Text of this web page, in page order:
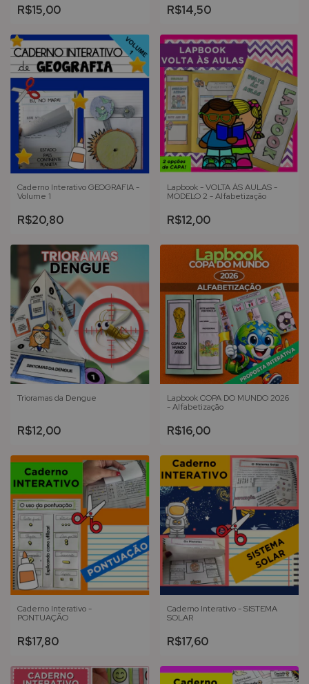
R$15,00 R$14,50
Caderno Interativo GEOGRAFIA -
Volume 1
R$20,80
Lapbook - VOLTA ÀS AULAS -
MODELO 2 - Alfabetização
R$12,00
Trioramas da Dengue
R$12,00
Lapbook COPA DO MUNDO 2026
- Alfabetização
R$16,00
Caderno Interativo -
PONTUAÇÃO
R$17,80
Caderno Interativo - SISTEMA
SOLAR
R$17,60